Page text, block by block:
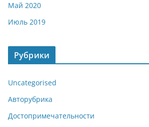
Май 2020
Июль 2019
Рубрики
Uncategorised
Авторубрика
Достопримечательности